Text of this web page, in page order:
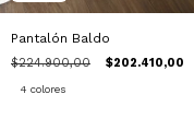
Pantalón Baldo
$224.900,00 $202.410,00
4 colores